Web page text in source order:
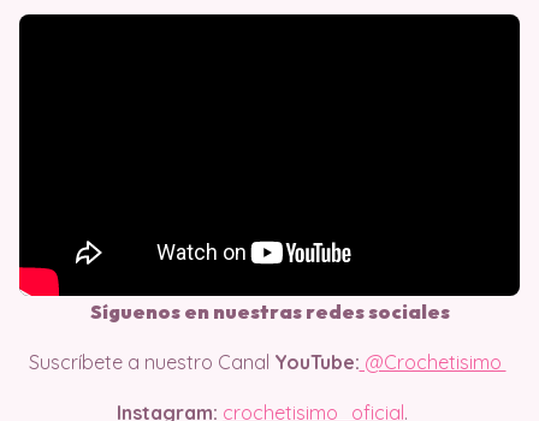
Síguenos en nuestras redes sociales
Suscríbete a nuestro Canal YouTube: @Crochetisimo
Instagram: crochetisimo_oficial .